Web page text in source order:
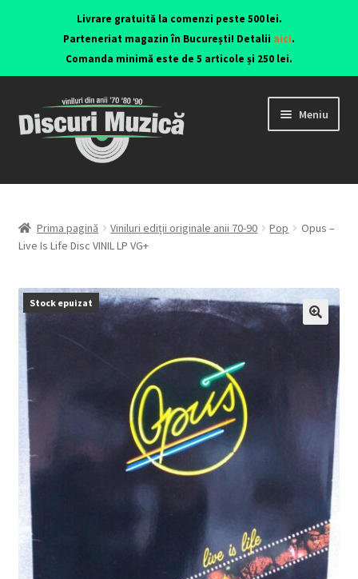
Livrare gratuită la comenzi peste 500 lei.
Parteneriat magazin în București! Detalii aici.
Comanda minimă este de 5 articole și 250 lei.
Meniu
Viniluri ediții originale anii 70-90
CD-uri originale
Prima pagină Viniluri ediții originale anii 70-90 Pop
Opus –
Live Is Life Disc VINIL LP VG+
Stock epuizat